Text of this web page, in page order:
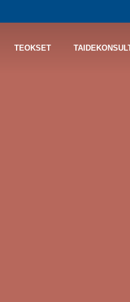
TEOKSET